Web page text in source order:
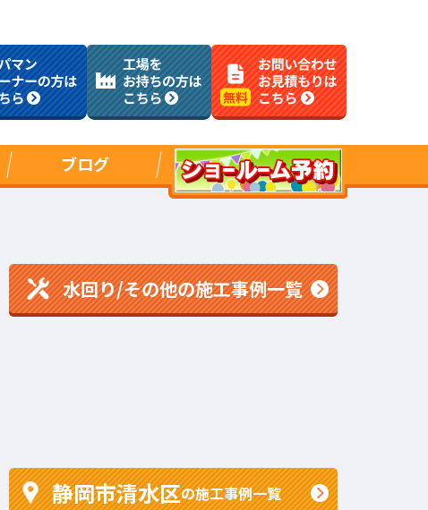
ブログ
水回り/その他の施工事例一覧
静岡市清水区の施工事例一覧